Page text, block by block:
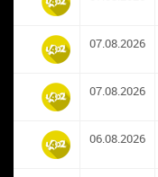
07.08.2026
07.08.2026
06.08.2026